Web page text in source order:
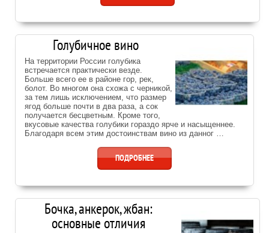
Голубичное вино
На территории России голубика
встречается практически везде.
Больше всего ее в районе гор, рек,
болот. Во многом она схожа с черникой,
за тем лишь исключением, что размер
ягод больше почти в два раза, а сок
получается бесцветным. Кроме того,
вкусовые качества голубики гораздо ярче и насыщеннее.
Благодаря всем этим достоинствам вино из данног …
ПОДРОБНЕЕ
Бочка, анкерок, жбан:
основные отличия